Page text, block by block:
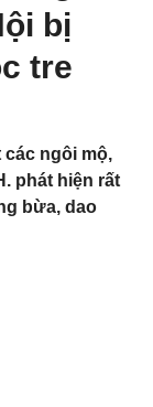
bị
tre
các ngôi mộ,
phát hiện rất
bừa, dao